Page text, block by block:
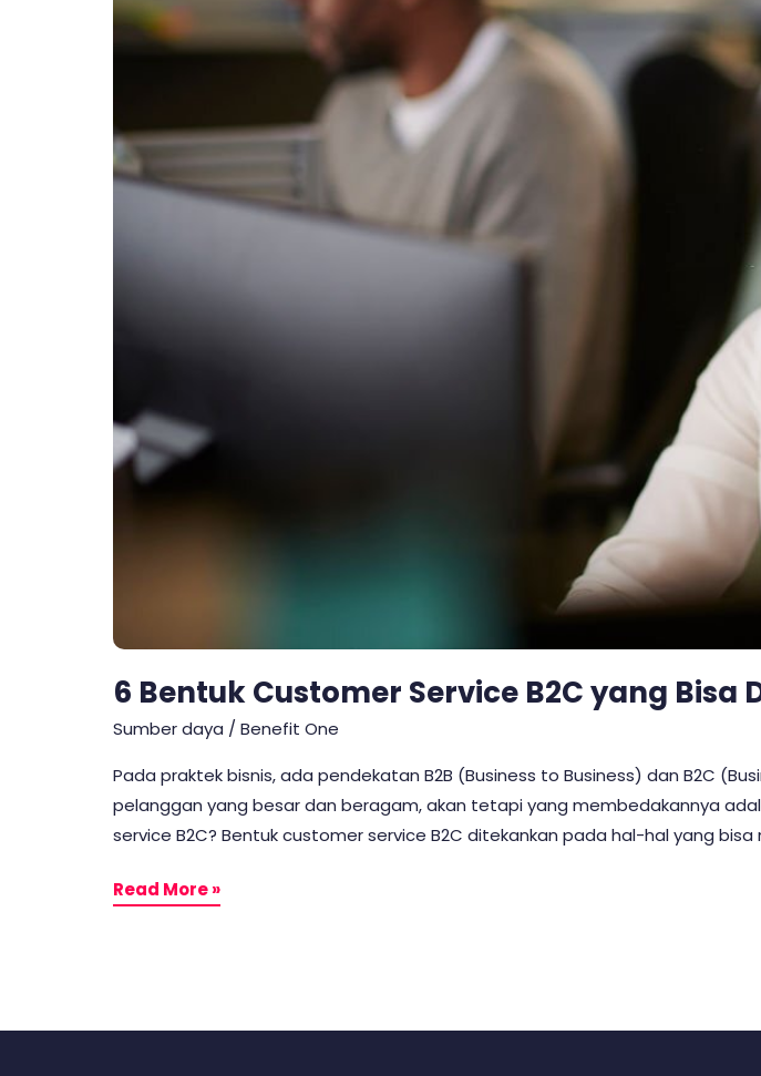
6 Bentuk Customer Service B2C yang
Sumber daya / Benefit One
Pada praktek bisnis, ada pendekatan B2B (Business to Business) dan B2C
pelanggan yang besar dan beragam, akan tetapi yang membedakannya
service B2C? Bentuk customer service B2C ditekankan pada hal-hal yang
Diberikan
Read More »